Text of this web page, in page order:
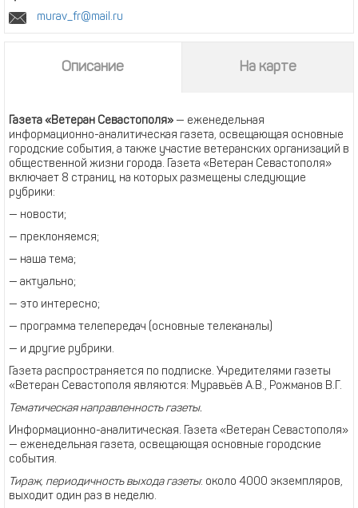
murav_fr@mail.ru
Описание На карте
Газета «Ветеран Севастополя» — еженедельная
информационно-аналитическая газета, освещающая основные
городские события, а также участие ветеранских организаций в
общественной жизни города. Газета «Ветеран Севастополя»
включает 8 страниц, на которых размещены следующие
рубрики:
— новости;
— преклоняемся;
— наша тема;
— актуально;
— это интересно;
— программа телепередач (основные телеканалы)
— и другие рубрики.
Газета распространяется по подписке. Учредителями газеты
«Ветеран Севастополя являются: Муравьёв А.В., Рожманов В.Г.
Тематическая направленность газеты.
Информационно-аналитическая. Газета «Ветеран Севастополя»
— еженедельная газета, освещающая основные городские
события.
Тираж, периодичность выхода газеты: около 4000 экземпляров,
выходит один раз в неделю.